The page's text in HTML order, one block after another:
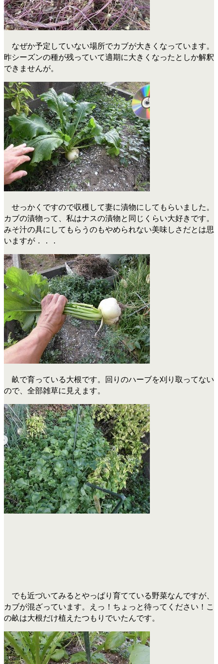
なぜか予定していない場所でカブが大きくなっています。
昨シーズンの種が残っていて適期に大きくなったとしか解釈
できませんが。
せっかくですので収穫して妻に漬物にしてもらいました。
カブの漬物って、私はナスの漬物と同じくらい大好きです。
みそ汁の具にしてもらうのもやめられない美味しさだとは思
いますが．．．
畝で育っている大根です。回りのハーブを刈り取ってない
ので、全部雑草に見えます。
でも近づいてみるとやっぱり育てている野菜なんですが、
カブが混ざっています。えっ！ちょっと待ってください！こ
の畝は大根だけ植えたつもりでいたんです。